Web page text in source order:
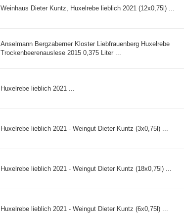
Weinhaus Dieter Kuntz, Huxelrebe lieblich 2021 (12x0,75l) ...
Anselmann Bergzaberner Kloster Liebfrauenberg Huxelrebe
Trockenbeerenauslese 2015 0,375 Liter ...
Huxelrebe lieblich 2021 ...
Huxelrebe lieblich 2021 - Weingut Dieter Kuntz (3x0,75l) ...
Huxelrebe lieblich 2021 - Weingut Dieter Kuntz (18x0,75l) ...
Huxelrebe lieblich 2021 - Weingut Dieter Kuntz (6x0,75l) ...